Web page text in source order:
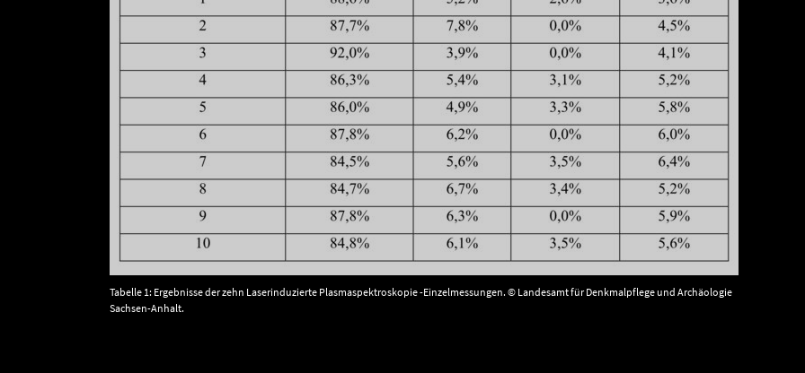
Tabelle 1: Ergebnisse der zehn Laserinduzierte Plasmaspektroskopie -Einzelmessungen. © Landesamt für Denkmalpflege und Archäologie
Sachsen-Anhalt.